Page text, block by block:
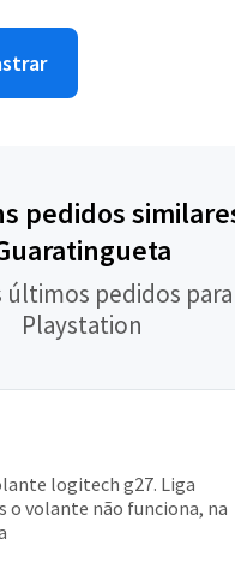
pedidos
últimos pedidos
Playstation
logitech g27. Liga
o volante não funciona, na